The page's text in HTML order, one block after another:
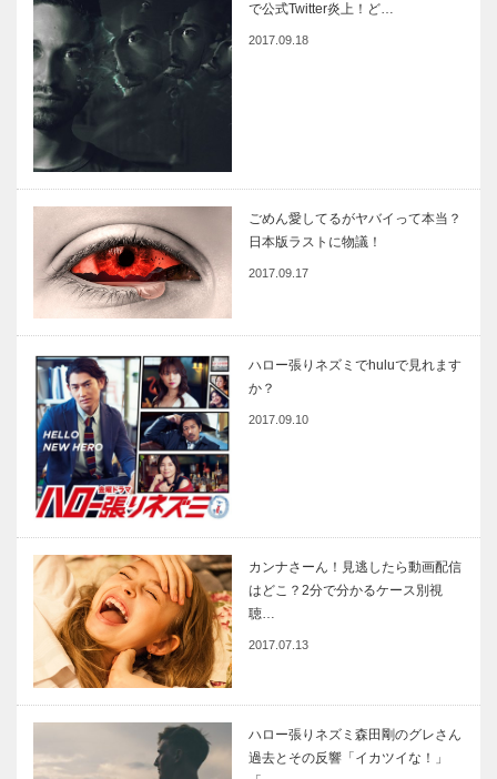
で公式Twitter炎上！ど…
2017.09.18
ごめん愛してるがヤバイって本当？
日本版ラストに物議！
2017.09.17
ハロー張りネズミでhuluで見れます
か？
2017.09.10
カンナさーん！見逃したら動画配信
はどこ？2分で分かるケース別視
聴…
2017.07.13
ハロー張りネズミ森田剛のグレさん
過去とその反響「イカツイな！」